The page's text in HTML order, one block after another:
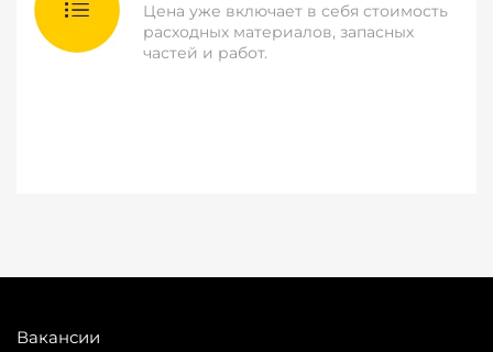
Цена уже включает в себя стоимость
расходных материалов, запасных
частей и работ.
Вакансии